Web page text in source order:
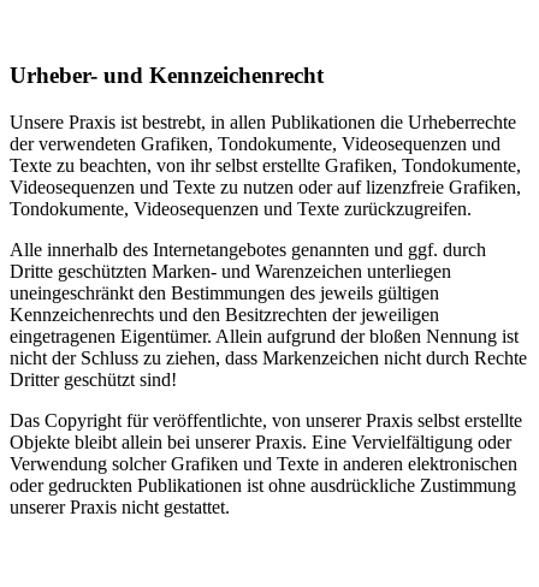
Urheber- und Kennzeichenrecht
Unsere Praxis ist bestrebt, in allen Publikationen die Urheberrechte
der verwendeten Grafiken, Tondokumente, Videosequenzen und
Texte zu beachten, von ihr selbst erstellte Grafiken, Tondokumente,
Videosequenzen und Texte zu nutzen oder auf lizenzfreie Grafiken,
Tondokumente, Videosequenzen und Texte zurückzugreifen.
Alle innerhalb des Internetangebotes genannten und ggf. durch
Dritte geschützten Marken- und Warenzeichen unterliegen
uneingeschränkt den Bestimmungen des jeweils gültigen
Kennzeichenrechts und den Besitzrechten der jeweiligen
eingetragenen Eigentümer. Allein aufgrund der bloßen Nennung ist
nicht der Schluss zu ziehen, dass Markenzeichen nicht durch Rechte
Dritter geschützt sind!
Das Copyright für veröffentlichte, von unserer Praxis selbst erstellte
Objekte bleibt allein bei unserer Praxis. Eine Vervielfältigung oder
Verwendung solcher Grafiken und Texte in anderen elektronischen
oder gedruckten Publikationen ist ohne ausdrückliche Zustimmung
unserer Praxis nicht gestattet.